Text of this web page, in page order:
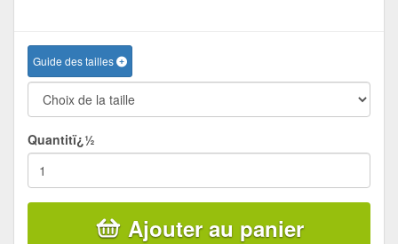
Guide des tailles
Quantitï¿½
Ajouter au panier